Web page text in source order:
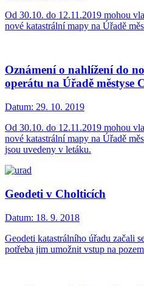
Od 30.10. do 12.11.2019 mohou
nové katastrální mapy na Úřadě
Oznámení o nahlížení do
operátu na Úřadě městyse
Datum: 29. 10. 2019
Od 30.10. do 12.11.2019 mohou
nové katastrální mapy na Úřadě
jsou uvedeny v letáku.
Geodeti v Cholticích
Datum: 18. 9. 2018
Geodeti katastrálního úřadu začali
potřeba jim umožnit vstup na